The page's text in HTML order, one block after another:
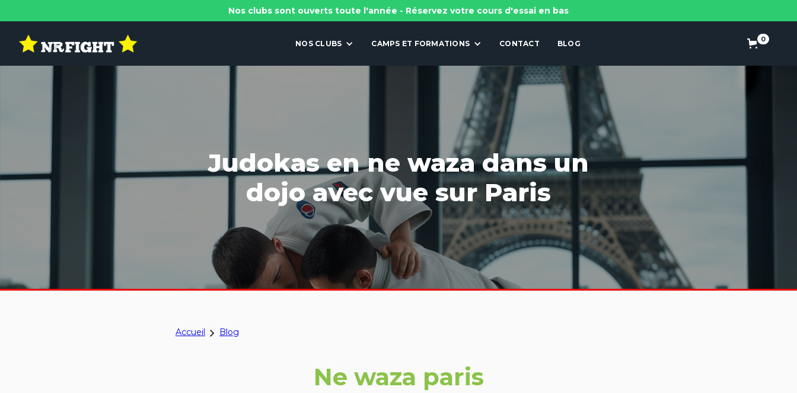
Nos clubs sont ouverts toute l'année - Réservez votre cours d'essai en bas
NOS CLUBS CAMPS ET FORMATIONS CONTACT BLOG
0
Judokas en ne waza dans un
dojo avec vue sur Paris
Accueil Blog
Ne waza paris